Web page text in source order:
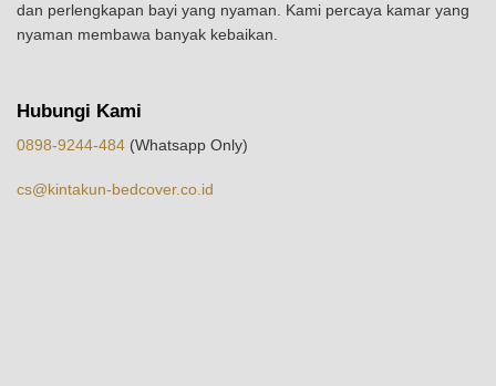
dan perlengkapan bayi yang nyaman. Kami percaya kamar yang
nyaman membawa banyak kebaikan.
Hubungi Kami
0898-9244-484 (Whatsapp Only)
cs@kintakun-bedcover.co.id